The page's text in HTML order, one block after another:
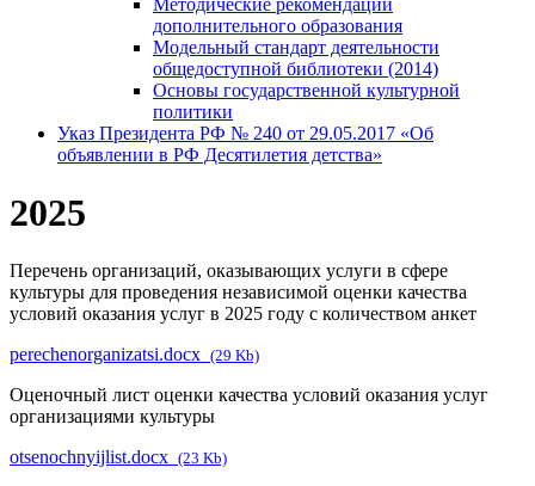
дополнительного образования
Модельный стандарт деятельности
общедоступной библиотеки (2014)
Основы государственной культурной
политики
Указ Президента РФ № 240 от 29.05.2017 «Об
объявлении в РФ Десятилетия детства»
2025
Перечень организаций, оказывающих услуги в сфере
культуры для проведения независимой оценки качества
условий оказания услуг в 2025 году с количеством анкет
perechenorganizatsi.docx (29 Kb)
Оценочный лист оценки качества условий оказания услуг
организациями культуры
otsenochnyijlist.docx (23 Kb)